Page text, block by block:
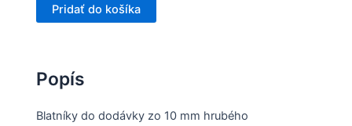
Pridať do košíka
Popís
Blatníky do dodávky zo 10 mm hrubého